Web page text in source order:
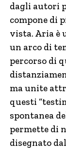
dagli autori
compone di
vista. Aria è
un arco di
percorso di
ma unite
questi
spontanea
permette di
disegnato